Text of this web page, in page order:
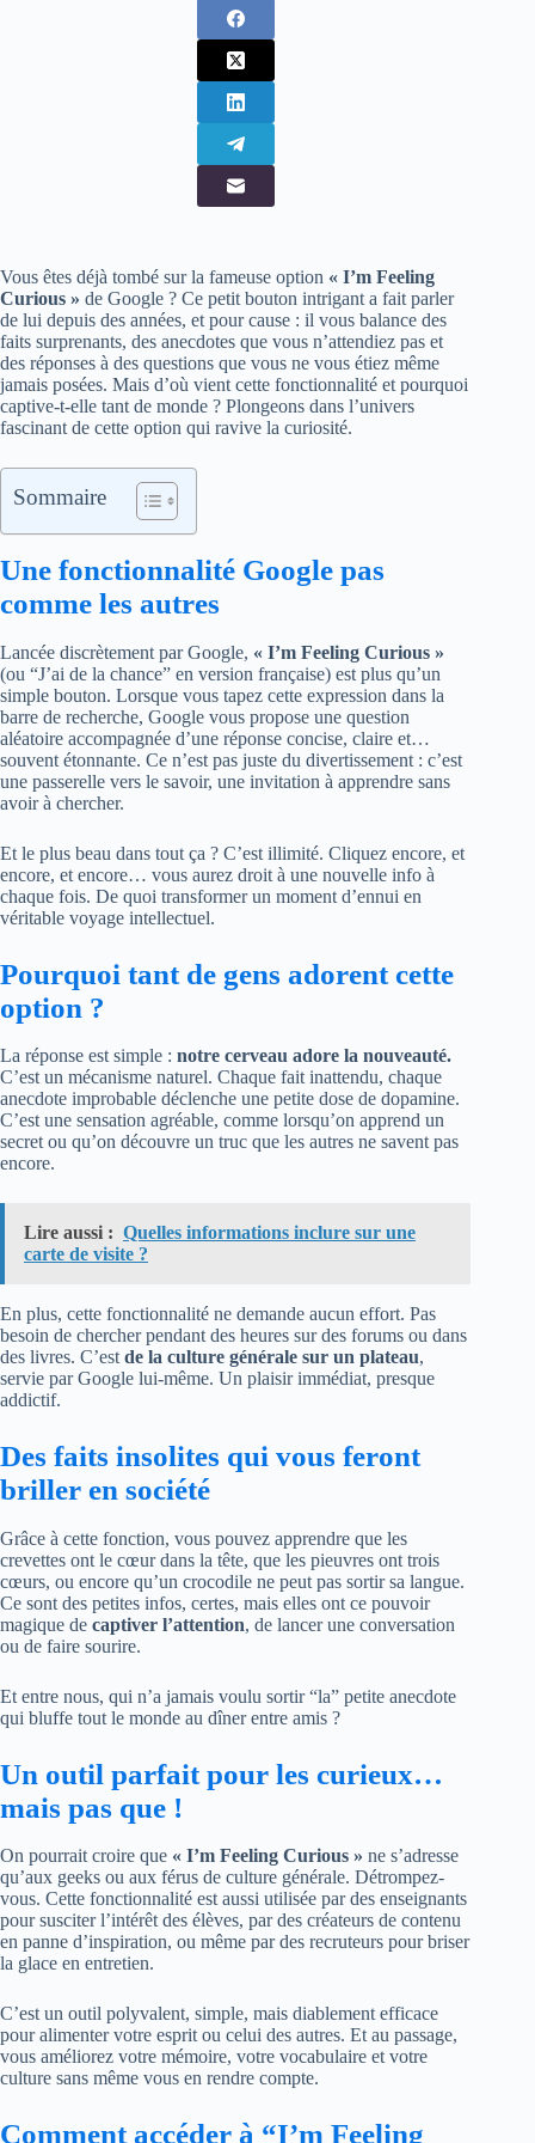
Vous êtes déjà tombé sur la fameuse option « I’m Feeling
Curious » de Google ? Ce petit bouton intrigant a fait parler
de lui depuis des années, et pour cause : il vous balance des
faits surprenants, des anecdotes que vous n’attendiez pas et
des réponses à des questions que vous ne vous étiez même
jamais posées. Mais d’où vient cette fonctionnalité et pourquoi
captive-t-elle tant de monde ? Plongeons dans l’univers
fascinant de cette option qui ravive la curiosité.
Sommaire
Une fonctionnalité Google pas
comme les autres
Lancée discrètement par Google, « I’m Feeling Curious »
(ou “J’ai de la chance” en version française) est plus qu’un
simple bouton. Lorsque vous tapez cette expression dans la
barre de recherche, Google vous propose une question
aléatoire accompagnée d’une réponse concise, claire et…
souvent étonnante. Ce n’est pas juste du divertissement : c’est
une passerelle vers le savoir, une invitation à apprendre sans
avoir à chercher.
Et le plus beau dans tout ça ? C’est illimité. Cliquez encore, et
encore, et encore… vous aurez droit à une nouvelle info à
chaque fois. De quoi transformer un moment d’ennui en
véritable voyage intellectuel.
Pourquoi tant de gens adorent cette
option ?
La réponse est simple : notre cerveau adore la nouveauté.
C’est un mécanisme naturel. Chaque fait inattendu, chaque
anecdote improbable déclenche une petite dose de dopamine.
C’est une sensation agréable, comme lorsqu’on apprend un
secret ou qu’on découvre un truc que les autres ne savent pas
encore.
Lire aussi : Quelles informations inclure sur une
carte de visite ?
En plus, cette fonctionnalité ne demande aucun effort. Pas
besoin de chercher pendant des heures sur des forums ou dans
des livres. C’est de la culture générale sur un plateau,
servie par Google lui-même. Un plaisir immédiat, presque
addictif.
Des faits insolites qui vous feront
briller en société
Grâce à cette fonction, vous pouvez apprendre que les
crevettes ont le cœur dans la tête, que les pieuvres ont trois
cœurs, ou encore qu’un crocodile ne peut pas sortir sa langue.
Ce sont des petites infos, certes, mais elles ont ce pouvoir
magique de captiver l’attention, de lancer une conversation
ou de faire sourire.
Et entre nous, qui n’a jamais voulu sortir “la” petite anecdote
qui bluffe tout le monde au dîner entre amis ?
Un outil parfait pour les curieux…
mais pas que !
On pourrait croire que « I’m Feeling Curious » ne s’adresse
qu’aux geeks ou aux férus de culture générale. Détrompez-
vous. Cette fonctionnalité est aussi utilisée par des enseignants
pour susciter l’intérêt des élèves, par des créateurs de contenu
en panne d’inspiration, ou même par des recruteurs pour briser
la glace en entretien.
C’est un outil polyvalent, simple, mais diablement efficace
pour alimenter votre esprit ou celui des autres. Et au passage,
vous améliorez votre mémoire, votre vocabulaire et votre
culture sans même vous en rendre compte.
Comment accéder à “I’m Feeling